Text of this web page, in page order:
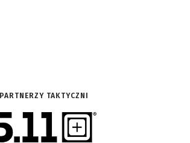
PARTNERZY TAKTYCZNI